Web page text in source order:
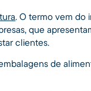
. O termo vem do
que
clientes.
de